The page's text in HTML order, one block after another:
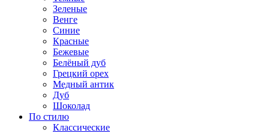
Зеленые
Венге
Синие
Красные
Бежевые
Белёный дуб
Грецкий орех
Медный антик
Дуб
Шоколад
По стилю
Классические